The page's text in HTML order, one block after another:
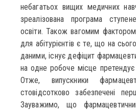
небагатьох вищих медичних
зреалізована програма
освіти. Також вагомим
для абітурієнтів є те, що на
даними, існує дефіцит
на одне робоче місце
Отже, випускники
стовідсотково забезпечені
Зауважимо, що